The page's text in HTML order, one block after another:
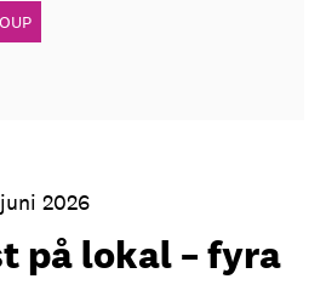
2026
på lokal – fyra